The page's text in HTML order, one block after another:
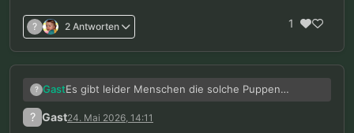
? 2 Antworten 1
? GastEs gibt leider Menschen die solche Puppen
besitzen und bereits Kinder missbraucht haben.
Aus diesen Fällen folgt dann leider schnell die
? Gast24. Mai 2026, 14:11